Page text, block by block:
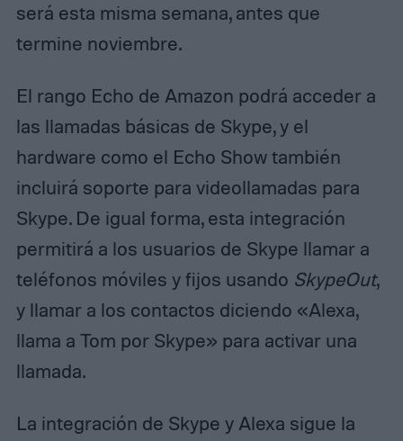
será esta misma semana, antes que
termine noviembre.
El rango Echo de Amazon podrá acceder a
las llamadas básicas de Skype, y el
hardware como el Echo Show también
incluirá soporte para videollamadas para
Skype. De igual forma, esta integración
permitirá a los usuarios de Skype llamar a
teléfonos móviles y fijos usando SkypeOut,
y llamar a los contactos diciendo «Alexa,
llama a Tom por Skype» para activar una
llamada.
La integración de Skype y Alexa sigue la